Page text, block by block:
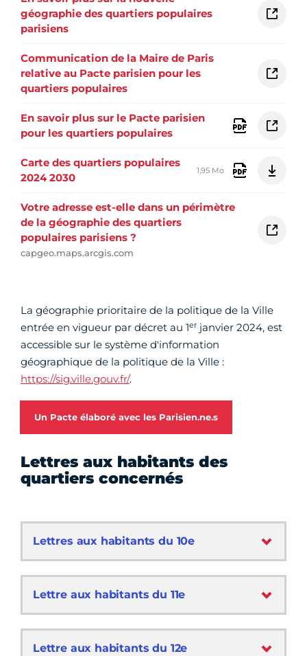
géographie des quartiers populaires
parisiens
Communication de la Maire de Paris
relative au Pacte parisien pour les
quartiers populaires
En savoir plus sur le Pacte parisien
pour les quartiers populaires
Carte des quartiers populaires
2024 2030
1,95 Mo
Votre adresse est-elle dans un périmètre
de la géographie des quartiers
populaires parisiens ?
capgeo.maps.arcgis.com
La géographie prioritaire de la politique de la Ville
entrée en vigueur par décret au 1er janvier 2024, est
accessible sur le système d'information
géographique de la politique de la Ville :
https://sig.ville.gouv.fr/.
Un Pacte élaboré avec les Parisien.ne.s
Lettres aux habitants des
quartiers concernés
Lettres aux habitants du 10e
Lettre aux habitants du 11e
Lettre aux habitants du 12e